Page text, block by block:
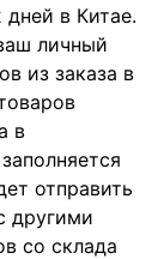
в Китае.
личный
из заказа в
в
отправить
другими
со склада